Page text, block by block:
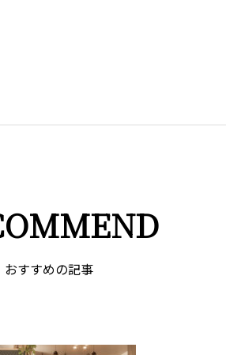
おすすめの記事